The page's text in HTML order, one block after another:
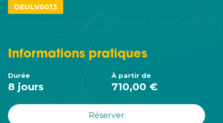
DEULV0013
Informationspratiques
Durée
8 jours
À partir de
710,00 €
Réserver